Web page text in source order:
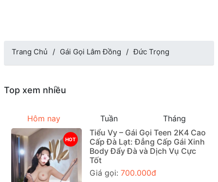
Trang Chủ Gái Gọi Lâm Đồng Đức Trọng
Top xem nhiều
Hôm nay Tuần Tháng
HOT
Tiểu Vy – Gái Gọi Teen 2K4 Cao
Cấp Đà Lạt: Đẳng Cấp Gái Xinh
Body Đẩy Đà và Dịch Vụ Cực
Tốt
Giá gọi: 700.000đ